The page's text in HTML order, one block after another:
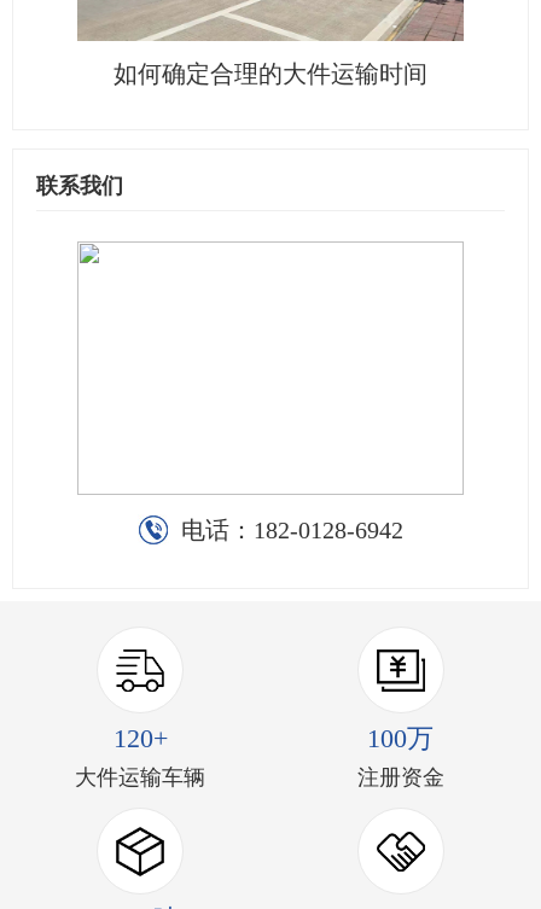
如何确定合理的大件运输时间
联系我们
电话： 182-0128-6942
120+
大件运输车辆
100万
注册资金